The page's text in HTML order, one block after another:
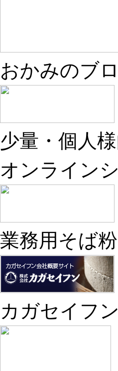
おかみのブ
少量・個人
オンライン
業務用そば
カガセイフ